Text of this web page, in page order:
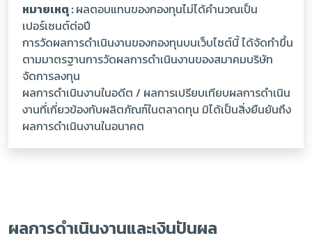
หมายเหตุ :ผลตอบแทนของกองทุนไม่ได้คำนวณเป็น
เปอร์เซนต์ต่อปี
การวัดผลการดำเนินงานของกองทุนบนเว็บไซต์นี้ ได้จัดทำขึ้น
ตามมาตรฐานการวัดผลการดำเนินงานของสมาคมบริษัท
จัดการลงทุน
ผลการดำเนินงานในอดีต / ผลการเปรียบเทียบผลการดำเนิน
งานที่เกี่ยวข้องกับผลิตภัณฑ์ในตลาดทุน มิได้เป็นสิ่งยืนยันถึง
ผลการดำเนินงานในอนาคต
ผลการดำเนินงานและเงินปันผล